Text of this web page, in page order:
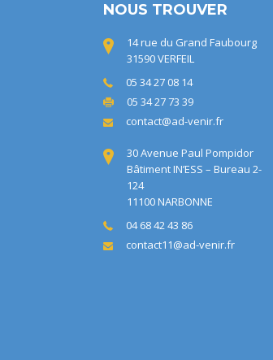
NOUS TROUVER
14 rue du Grand Faubourg
31590 VERFEIL
05 34 27 08 14
05 34 27 73 39
contact@ad-venir.fr
30 Avenue Paul Pompidor
Bâtiment IN’ESS – Bureau 2-
124
11100 NARBONNE
04 68 42 43 86
contact11@ad-venir.fr